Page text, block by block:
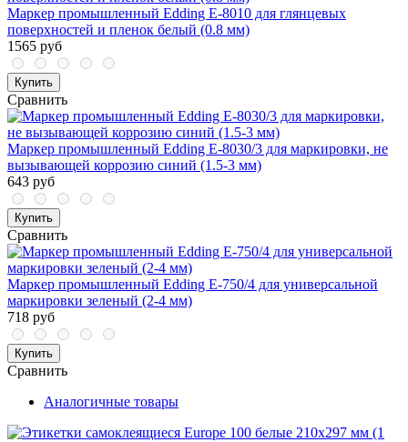
Маркер промышленный Edding E-8010 для глянцевых
поверхностей и пленок белый (0.8 мм)
1565 руб
Купить
Сравнить
Маркер промышленный Edding E-8030/3 для маркировки, не
вызывающей коррозию синий (1.5-3 мм)
643 руб
Купить
Сравнить
Маркер промышленный Edding E-750/4 для универсальной
маркировки зеленый (2-4 мм)
718 руб
Купить
Сравнить
Аналогичные товары